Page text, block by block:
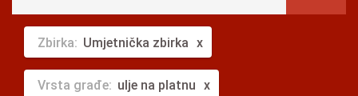
Zbirka: Umjetnička zbirka
Vrsta građe: ulje na platnu